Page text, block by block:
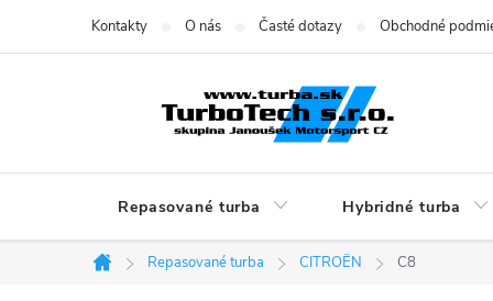
Kontakty O nás Časté dotazy Obchodné
Repasované turba Hybridné turba
Domov
Repasované turba CITROËN C8